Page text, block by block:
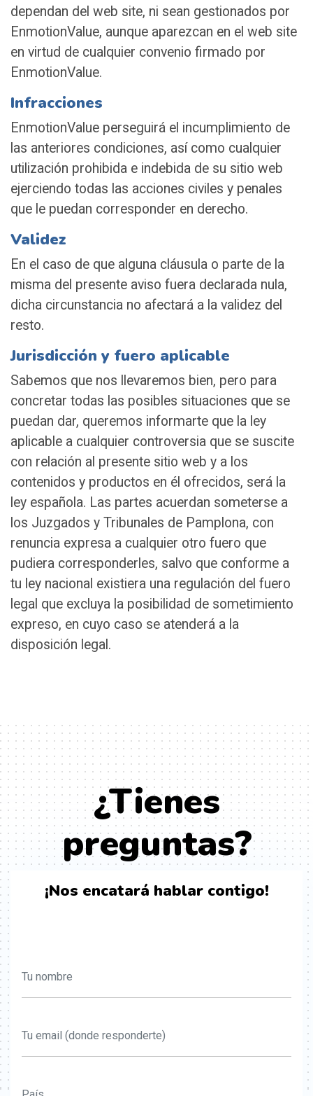
dependan del web site, ni sean gestionados por
EnmotionValue, aunque aparezcan en el web site
en virtud de cualquier convenio firmado por
EnmotionValue.
Infracciones
EnmotionValue perseguirá el incumplimiento de
las anteriores condiciones, así como cualquier
utilización prohibida e indebida de su sitio web
ejerciendo todas las acciones civiles y penales
que le puedan corresponder en derecho.
Validez
En el caso de que alguna cláusula o parte de la
misma del presente aviso fuera declarada nula,
dicha circunstancia no afectará a la validez del
resto.
Jurisdicción y fuero aplicable
Sabemos que nos llevaremos bien, pero para
concretar todas las posibles situaciones que se
puedan dar, queremos informarte que la ley
aplicable a cualquier controversia que se suscite
con relación al presente sitio web y a los
contenidos y productos en él ofrecidos, será la
ley española. Las partes acuerdan someterse a
los Juzgados y Tribunales de Pamplona, con
renuncia expresa a cualquier otro fuero que
pudiera corresponderles, salvo que conforme a
tu ley nacional existiera una regulación del fuero
legal que excluya la posibilidad de sometimiento
expreso, en cuyo caso se atenderá a la
disposición legal.
¿Tienes
preguntas?
¡Nos encatará hablar contigo!